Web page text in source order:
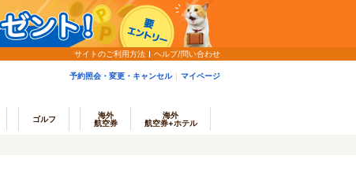
サイトのご利用方法 ヘルプ/問い合わせ
予約照会・変更・キャンセル マイページ
ゴルフ
海外
航空券
海外
航空券+ホテル